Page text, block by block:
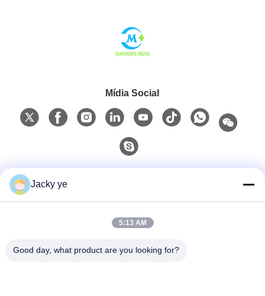
Mídia Social
0086-15967190727
Jacky ye
5:13 AM
Good day, what product are you looking for?